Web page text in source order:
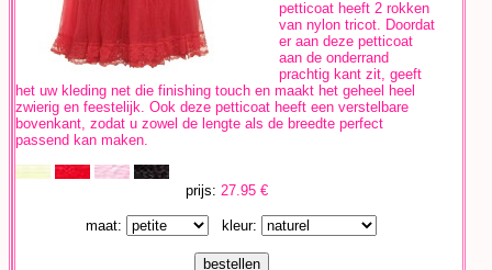
petticoat heeft 2 rokken
van nylon tricot. Doordat
er aan deze petticoat
aan de onderrand
prachtig kant zit, geeft
het uw kleding net die finishing touch en maakt het geheel heel
zwierig en feestelijk. Ook deze petticoat heeft een verstelbare
bovenkant, zodat u zowel de lengte als de breedte perfect
passend kan maken.
prijs:27.95 €
maat: kleur: